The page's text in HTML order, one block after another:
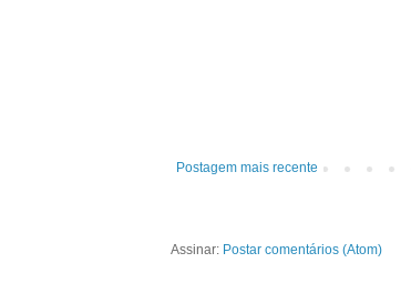
Postagem mais recente
Assinar: Postar comentários (Atom)